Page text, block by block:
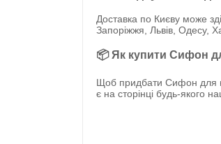
Доставка по Києву може
Запоріжжя, Львів, Одесу,
📦 Як купити Сифон
Щоб придбати Сифон для
є на сторінці будь-якого